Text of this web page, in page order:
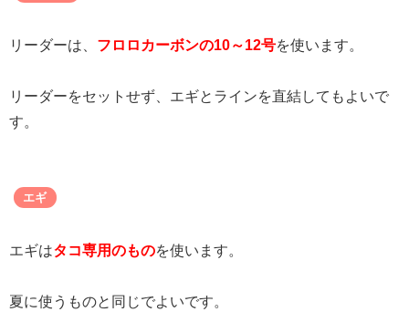
リーダーは、 フロロカーボンの10～12号を使います。
リーダーをセットせず、エギとラインを直結してもよいで
す。
エギ
エギはタコ専用のものを使います。
夏に使うものと同じでよいです。